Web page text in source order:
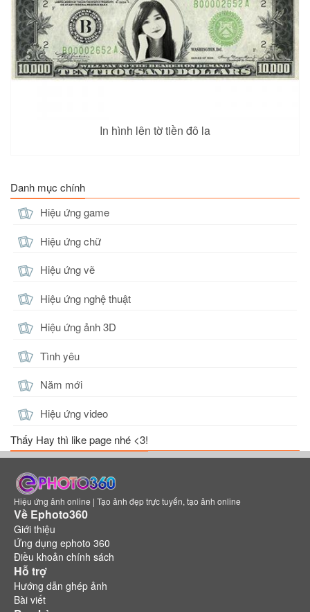
In hình lên tờ tiền đô la
Danh mục chính
Hiệu ứng game
Hiệu ứng chữ
Hiệu ứng vẽ
Hiệu ứng nghệ thuật
Hiệu ứng ảnh 3D
Tình yêu
Năm mới
Hiệu ứng video
Thấy Hay thì like page nhé <3!
Hiệu ứng ảnh online | Tạo ảnh đẹp trực tuyến, tạo ảnh online
Về Ephoto360
Giới thiệu
Ứng dụng ephoto 360
Điều khoản chính sách
Hỗ trợ
Hướng dẫn ghép ảnh
Bài viết